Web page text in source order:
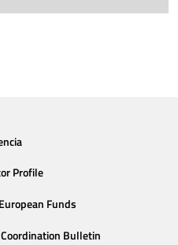
Profile
Funds
Bulletin